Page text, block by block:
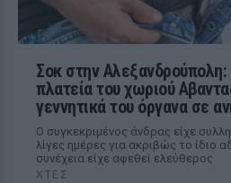
Σοκ στην
πλατεία του χωριού
γεννητικά του όργανα σε
Ο συγκεκριμένος άνδρας είχε
λίγες ημέρες για ακριβώς το ίδιο
συνέχεια είχε αφεθεί ελεύθερος
ΧΤΕΣ